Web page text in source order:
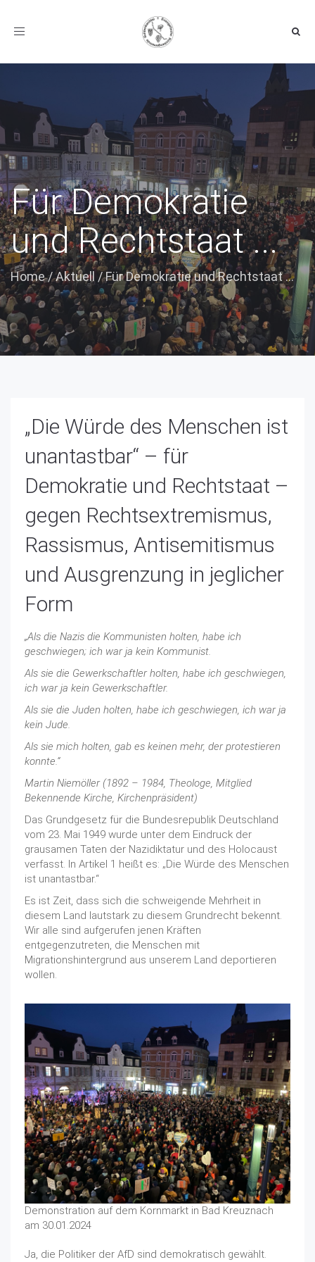
Toggle navigation
Für Demokratie
und Rechtstaat ...
Home/Aktuell /Für Demokratie und Rechtstaat ...
„Die Würde des Menschen ist
unantastbar“ – für
Demokratie und Rechtstaat –
gegen Rechtsextremismus,
Rassismus, Antisemitismus
und Ausgrenzung in jeglicher
Form
„Als die Nazis die Kommunisten holten, habe ich
geschwiegen; ich war ja kein Kommunist.
Als sie die Gewerkschaftler holten, habe ich geschwiegen,
ich war ja kein Gewerkschaftler.
Als sie die Juden holten, habe ich geschwiegen, ich war ja
kein Jude.
Als sie mich holten, gab es keinen mehr, der protestieren
konnte.“
Martin Niemöller (1892 – 1984, Theologe, Mitglied
Bekennende Kirche, Kirchenpräsident)
Das Grundgesetz für die Bundesrepublik Deutschland
vom 23. Mai 1949 wurde unter dem Eindruck der
grausamen Taten der Nazidiktatur und des Holocaust
verfasst. In Artikel 1 heißt es: „Die Würde des Menschen
ist unantastbar.“
Es ist Zeit, dass sich die schweigende Mehrheit in
diesem Land lautstark zu diesem Grundrecht bekennt.
Wir alle sind aufgerufen jenen Kräften
entgegenzutreten, die Menschen mit
Migrationshintergrund aus unserem Land deportieren
wollen.
Demonstration auf dem Kornmarkt in Bad Kreuznach
am 30.01.2024
Ja, die Politiker der AfD sind demokratisch gewählt.